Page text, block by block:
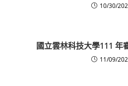
10/30/
國立雲林科技大學111 年
11/09/